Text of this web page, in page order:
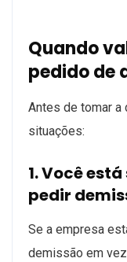
Quando
pedido de
Antes de tomar a
situações:
1. Você
pedir
Se a empresa
demissão em